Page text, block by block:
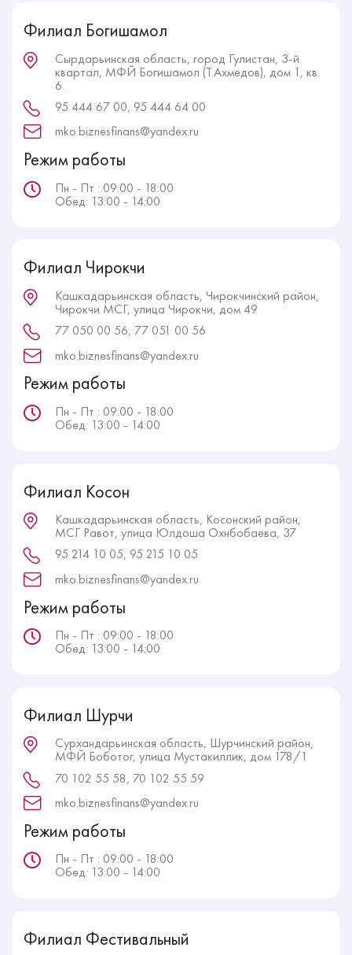
Филиал Богишамол
Сырдарьинская область, город Гулистан, 3-й
квартал, МФЙ Богишамол (Т.Ахмедов), дом 1, кв.
6.
95 444 67 00, 95 444 64 00
mko.biznesfinans@yandex.ru
Режим работы
Пн - Пт : 09:00 - 18:00
Обед: 13:00 - 14:00
Филиал Чирокчи
Кашкадарьинская область, Чирокчинский район,
Чирокчи МСГ, улица Чирокчи, дом 49
77 050 00 56, 77 051 00 56
mko.biznesfinans@yandex.ru
Режим работы
Пн - Пт : 09:00 - 18:00
Обед: 13:00 - 14:00
Филиал Косон
Кашкадарьинская область, Косонский район,
МСГ Равот, улица Юлдоша Охнбобаева, 37
95 214 10 05, 95 215 10 05
mko.biznesfinans@yandex.ru
Режим работы
Пн - Пт : 09:00 - 18:00
Обед: 13:00 - 14:00
Филиал Шурчи
Сурхандарьинская область, Шурчинский район,
МФЙ Боботог, улица Мустакиллик, дом 178/1
70 102 55 58, 70 102 55 59
mko.biznesfinans@yandex.ru
Режим работы
Пн - Пт : 09:00 - 18:00
Обед: 13:00 - 14:00
Филиал Фестивальный